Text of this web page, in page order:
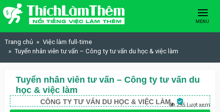
Skip to content
MENU
Trang chủ
Việc làm full-time
Tuyển nhân viên tư vấn – Công ty tư vấn du học & việc làm
Tuyển nhân viên tư vấn – Công ty tư vấn du
học & việc làm
CÔNG TY TƯ VẤN DU HỌC & VIỆC LÀM 295 Lượt xem